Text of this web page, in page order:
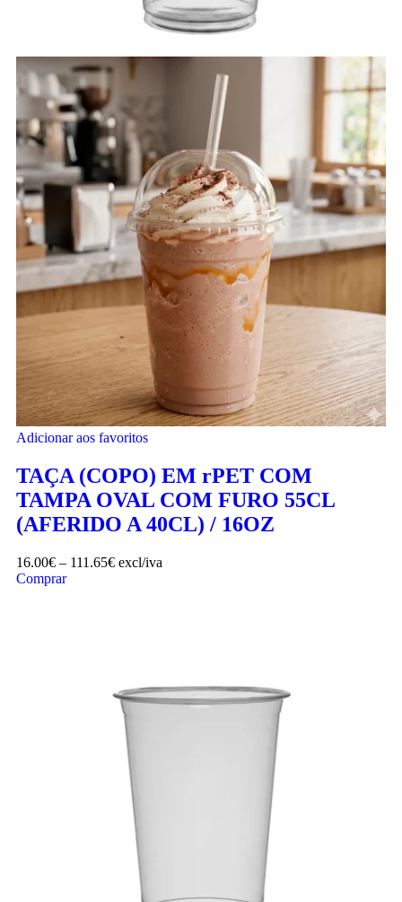
Adicionar aos favoritos
TAÇA (COPO) EM rPET COM
TAMPA OVAL COM FURO 55CL
(AFERIDO A 40CL) / 16OZ
16.00€ – 111.65€ excl/iva
Comprar